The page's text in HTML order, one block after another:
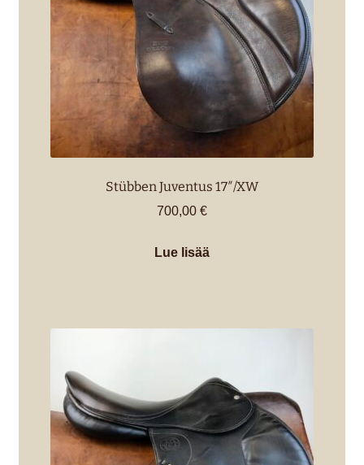
Stübben Juventus 17″/XW
700,00 €
Lue lisää